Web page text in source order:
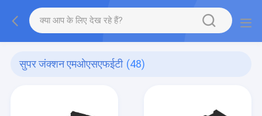
सुपर जंक्शन एमओएसएफईटी (48)